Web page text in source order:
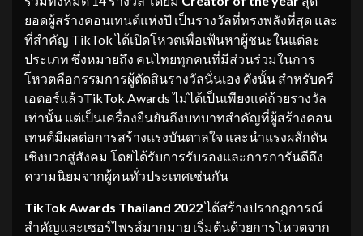
ยอดผู้สร้างคอนเทนต์แห่งปี เป็นรางวัลที่ทรงพลังที่สุด และ
ที่สำคัญ TikTok ได้เปิดโหวตเพื่อเฟ้นหาผู้ชนะในแต่ละ
ประเภท ซึ่งหมายถึง คนไทยทุกคนที่มีส่วนร่วมในการ
โหวตคือกรรมการผู้ตัดสินรางวัลนั่นเอง ดังนั้น สำหรับครี
เอตอร์แล้วTikTok Awards ไม่ได้เป็นเพียงแค่ถ้วยรางวัล
เท่านั้น แต่เป็นเครื่องยืนยันถึงบทบาทสำคัญที่ผู้สร้างคอน
เทนต์มีผลต่อการสร้างแรงบันดาลใจ และนำแรงผลักดัน
เชิงบวกสู่สังคม โดยได้รับการรับรองและการการันตีถึง
ความนิยมจากผู้คนทั่วประเทศเช่นกัน
TikTok Awards Thailand 2022ได้สร้างปรากฎการณ์
สำคัญและเซอร์ไพรส์มากมาย เริ่มต้นด้วยการโหวตจาก